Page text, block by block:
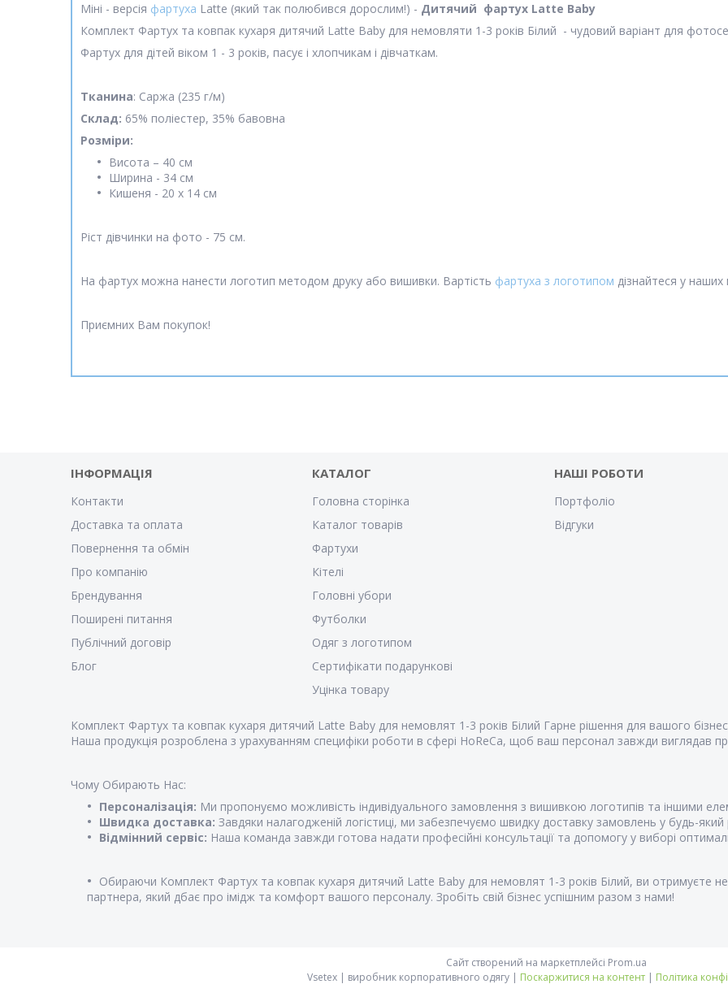
Міні - версія фартуха Latte (який так полюбився дорослим!) - Дитячий фартух Latte Baby
Комплект Фартух та ковпак кухаря дитячий Latte Baby для немовляти 1-3 років Білий - чудовий варіант для
Фартух для дітей віком 1 - 3 років, пасує і хлопчикам і дівчаткам.
Тканина: Саржа (235 г/м)
Склад: 65% поліестер, 35% бавовна
Розміри:
Висота – 40 см
Ширина - 34 см
Кишеня - 20 х 14 см
Ріст дівчинки на фото - 75 см.
На фартух можна нанести логотип методом друку або вишивки. Вартість фартуха з логотипом дізнайтеся у
Приємних Вам покупок!
ІНФОРМАЦІЯ
Контакти
Доставка та оплата
Повернення та обмін
Про компанію
Брендування
Поширені питання
Публічний договір
Блог
КАТАЛОГ
Головна сторінка
Каталог товарів
Фартухи
Кітелі
Головні убори
Футболки
Одяг з логотипом
Сертифікати подарункові
Уцінка товару
НАШІ РОБОТИ
Портфоліо
Відгуки
Комплект Фартух та ковпак кухаря дитячий Latte Baby для немовлят 1-3 років Білий Гарне рішення для вашого
Наша продукція розроблена з урахуванням специфіки роботи в сфері HoReCa, щоб ваш персонал завжди виглядав
Чому Обирають Нас:
Персоналізація: Ми пропонуємо можливість індивідуального замовлення з вишивкою логотипів та іншими
Швидка доставка: Завдяки налагодженій логістиці, ми забезпечуємо швидку доставку замовлень у будь-який
Відмінний сервіс: Наша команда завжди готова надати професійні консультації та допомогу у виборі
Обираючи Комплект Фартух та ковпак кухаря дитячий Latte Baby для немовлят 1-3 років Білий, ви отримуєте
партнера, який дбає про імідж та комфорт вашого персоналу. Зробіть свій бізнес успішним разом з нами!
Сайт створений на маркетплейсі Prom.ua
Vsetex | виробник корпоративного одягу | Поскаржитися на контент | Політика